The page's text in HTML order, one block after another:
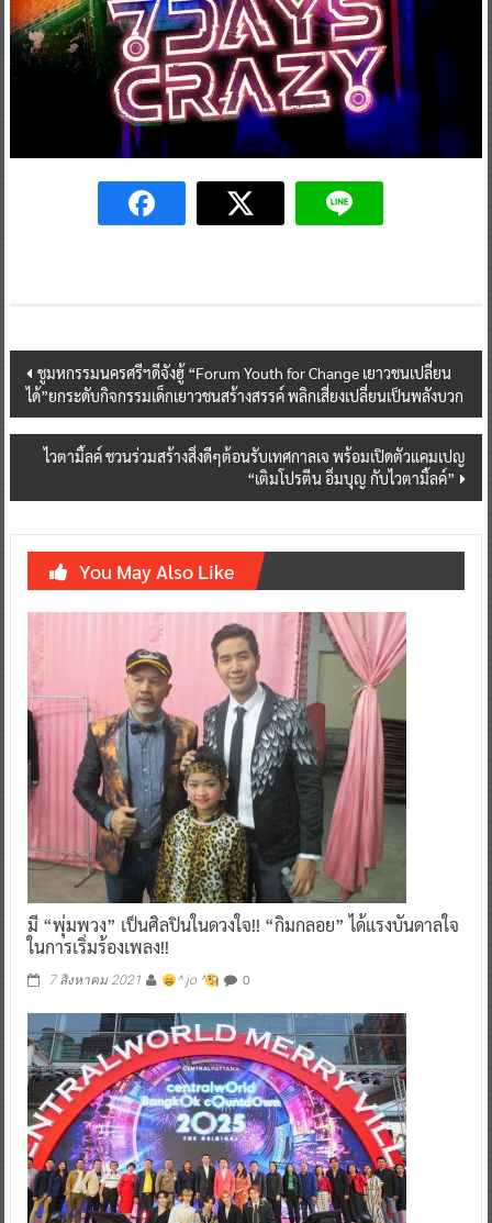
Post
navigation
ชูมหกรรมนครศรีฯดีจังฮู้ “Forum Youth for Change เยาวชนเปลี่ยน
ได้”ยกระดับกิจกรรมเด็กเยาวชนสร้างสรรค์ พลิกเสี่ยงเปลี่ยนเป็นพลังบวก
ไวตามิ้ลค์ ชวนร่วมสร้างสิ่งดีๆต้อนรับเทศกาลเจ พร้อมเปิดตัวแคมเปญ
“เติมโปรตีน อิ่มบุญ กับไวตามิ้ลค์”
You May Also Like
มี “พุ่มพวง” เป็นศิลปินในดวงใจ!! “กิมกลอย” ได้แรงบันดาลใจ
ในการเริ่มร้องเพลง!!
7 สิงหาคม 2021 ^ jo ^ 0